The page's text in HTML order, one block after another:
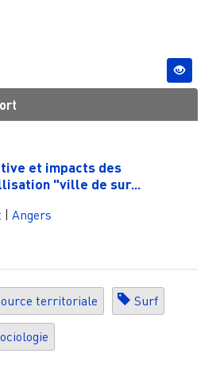
et impacts des
"ville de sur...
Angers
territoriale Surf